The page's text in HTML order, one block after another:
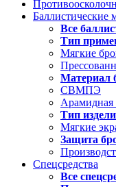
Баллистические
Все
Тип
Мягкие
Материал
СВМПЭ
Арамидная
Тип
Мягкие
Защита
Спецсредства
Все